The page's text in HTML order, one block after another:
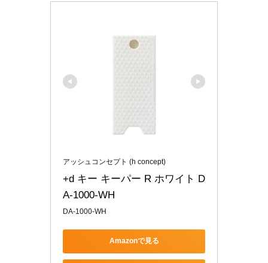
アッシュコンセプト (h concept)
+d キー キーパー R ホワイト D
A-1000-WH
DA-1000-WH
Amazonで見る